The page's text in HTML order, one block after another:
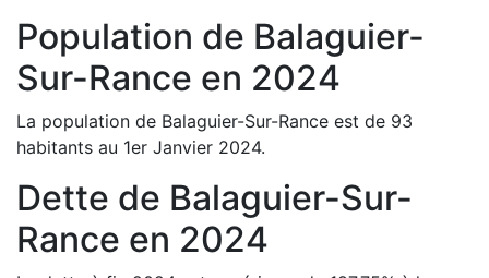
Population de Balaguier-
Sur-Rance en 2024
La population de Balaguier-Sur-Rance est de 93
habitants au 1er Janvier 2024.
Dette de Balaguier-Sur-
Rance en 2024